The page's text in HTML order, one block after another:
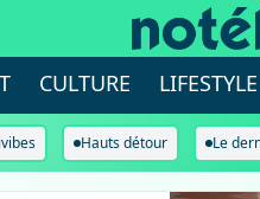
CULTURE LIFESTYLE
Hauts détour Le